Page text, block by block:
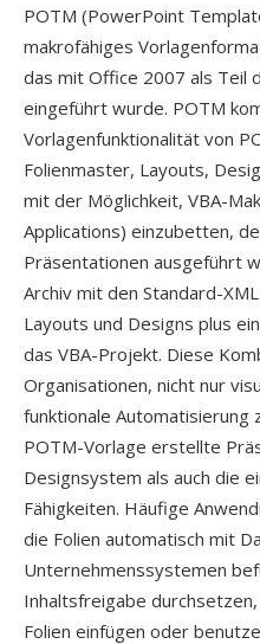
POTM (PowerPoint
makrofähiges
das mit Office 2007 als Teil
eingeführt wurde. POTM
Vorlagenfunktionalität von
Folienmaster, Layouts,
mit der Möglichkeit, VBA-
Applications) einzubetten,
Präsentationen ausgeführt
Archiv mit den Standard-
Layouts und Designs plus
das VBA-Projekt. Diese
Organisationen, nicht nur
funktionale Automatisierung
POTM-Vorlage erstellte
Designsystem als auch die
Fähigkeiten. Häufige
die Folien automatisch mit
Unternehmenssystemen
Inhaltsfreigabe
Folien einfügen oder